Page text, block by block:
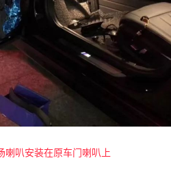
喇叭安装在原车门喇叭上